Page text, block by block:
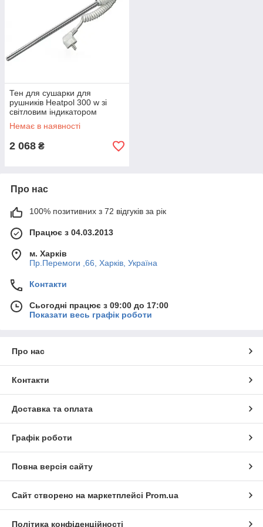
сушарка для рушників).
Споживають електрику, нехай і в невеликих
кількостях;
з захистом від бризок (кришкою).
Тен для сушарки для
рушників Heatpol 300 w зі
світловим індикатором
Немає в наявності
2 068 ₴
Про нас
100% позитивних з 72 відгуків за рік
Працює з 04.03.2013
м. Харків
Пр.Перемоги ,66, Харків, Україна
Контакти
Сьогодні працює з 09:00 до 17:00
Показати весь графік роботи
Про нас
Контакти
Доставка та оплата
Графік роботи
Повна версія сайту
Сайт створено на маркетплейсі Prom.ua
Політика конфіденційності